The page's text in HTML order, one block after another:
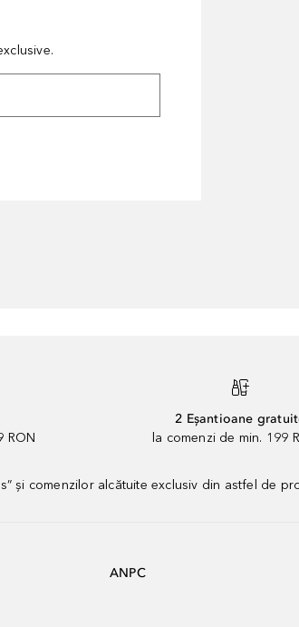
RON
2 Eșantioane
la comenzi de min. 199
și comenzilor alcătuite exclusiv din astfel de
ANPC